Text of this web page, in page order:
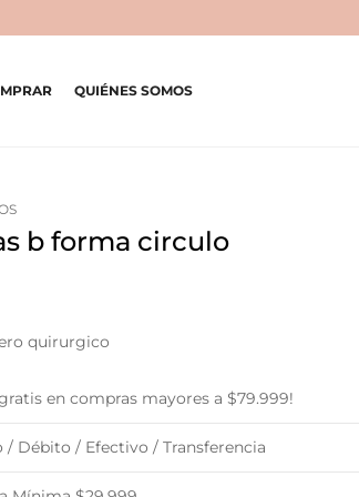
VENTA
QUIÉNES SOMOS
b forma circulo
quirurgico
en compras mayores a $79.999!
/ Débito / Efectivo / Transferencia